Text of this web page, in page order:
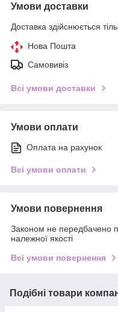
Умови доставки
Доставка здійснюється
Нова Пошта
Самовивіз
Всі умови доставки
Умови оплати
Оплата на рахунок
Всі умови оплати
Умови повернення
Законом не передбачено
належної якості
Всі умови повернення
Подібні товари